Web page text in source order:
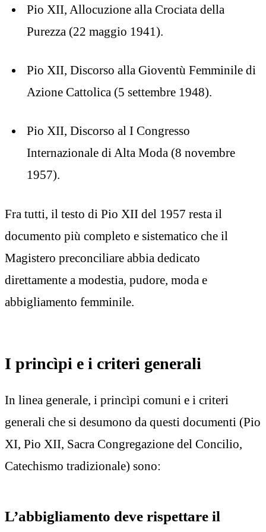
Pio XII, Allocuzione alla Crociata della
Purezza (22 maggio 1941).
Pio XII, Discorso alla Gioventù Femminile di
Azione Cattolica (5 settembre 1948).
Pio XII, Discorso al I Congresso
Internazionale di Alta Moda (8 novembre
1957).
Fra tutti, il testo di Pio XII del 1957 resta il
documento più completo e sistematico che il
Magistero preconciliare abbia dedicato
direttamente a modestia, pudore, moda e
abbigliamento femminile.
I princìpi e i criteri generali
In linea generale, i princìpi comuni e i criteri
generali che si desumono da questi documenti (Pio
XI, Pio XII, Sacra Congregazione del Concilio,
Catechismo tradizionale) sono:
L’abbigliamento deve rispettare il